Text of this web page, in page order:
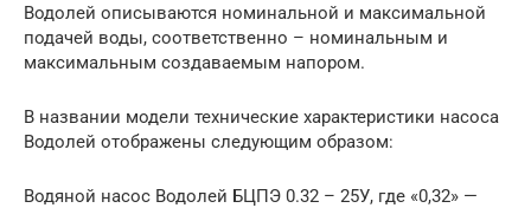
Водолей описываются номинальной и максимальной
подачей воды, соответственно – номинальным и
максимальным создаваемым напором.
В названии модели технические характеристики насоса
Водолей отображены следующим образом:
Водяной насос Водолей БЦПЭ 0.32 – 25У, где «0,32» —